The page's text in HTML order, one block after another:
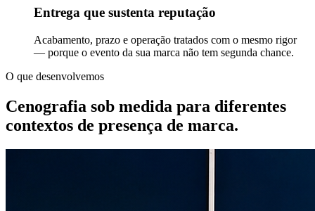
Entrega que sustenta reputação
Acabamento, prazo e operação tratados com o mesmo rigor
— porque o evento da sua marca não tem segunda chance.
O que desenvolvemos
Cenografia sob medida para diferentes
contextos de presença de marca.